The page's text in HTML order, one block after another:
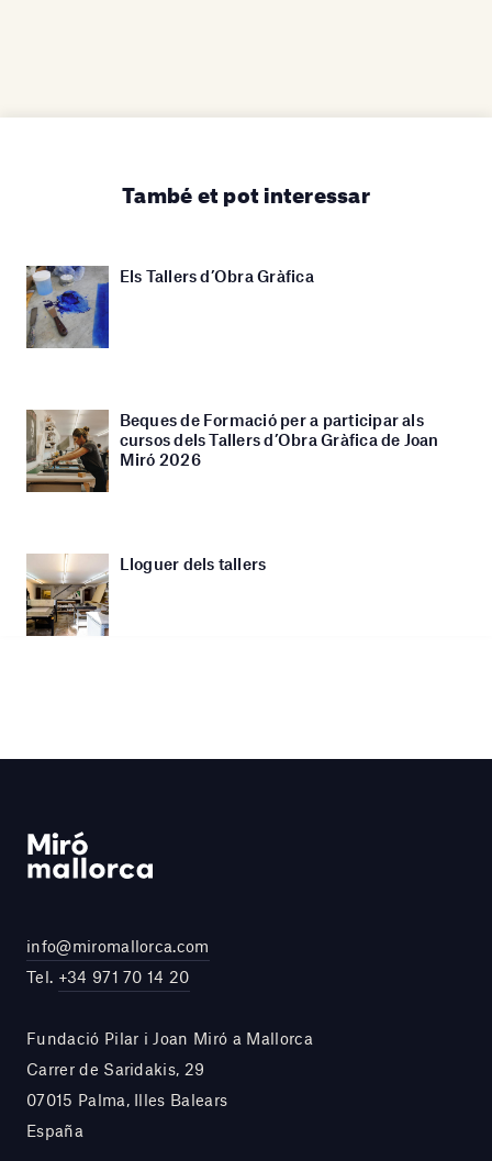
També et pot interessar
Els Tallers d’Obra Gràfica
Beques de Formació per a participar als
cursos dels Tallers d’Obra Gràfica de Joan
Miró 2026
Lloguer dels tallers
info@miromallorca.com
Tel. +34 971 70 14 20
Fundació Pilar i Joan Miró a Mallorca
Carrer de Saridakis, 29
07015 Palma, Illes Balears
España